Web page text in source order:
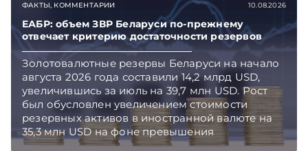
ФАКТЫ, КОММЕНТАРИИ 10.08.2026
ЕАБР: объем ЗВР Беларуси по-прежнему
отвечает критерию достаточности резервов
Золотовалютные резервы Беларуси на начало
августа 2026 года составили 14,2 млрд USD,
увеличившись за июль на 39,7 млн USD. Рост
был обусловлен увеличением стоимости
резервных активов в иностранной валюте на
35,3 млн USD на фоне превышения
предложения иностранной валюты над